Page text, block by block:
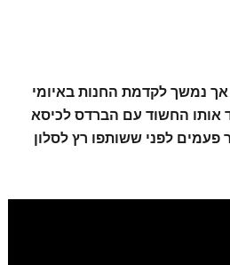
אך נמשך לקדמת החנות באיומי
אותו החשוד עם הברדס לכיסא
לפני ששותפו רץ לסלון